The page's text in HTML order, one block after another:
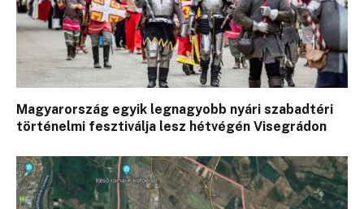
Magyarország egyik legnagyobb nyári szabadtéri
történelmi fesztiválja lesz hétvégén Visegrádon